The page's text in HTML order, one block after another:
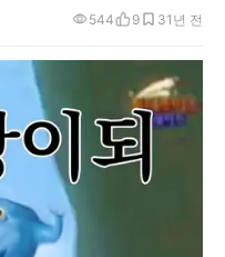
1년 전
544 9 3